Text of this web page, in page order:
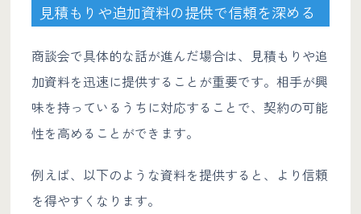
見積もりや追加資料の提供で信頼を深める
商談会で具体的な話が進んだ場合は、見積もりや追
加資料を迅速に提供することが重要です。相手が興
味を持っているうちに対応することで、契約の可能
性を高めることができます。
例えば、以下のような資料を提供すると、より信頼
を得やすくなります。